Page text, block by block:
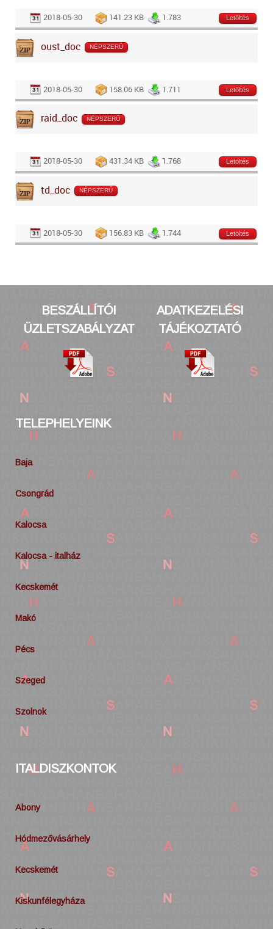
2018-05-30 141.23 KB 1.783 Letöltés
oust_doc NÉPSZERŰ
2018-05-30 158.06 KB 1.711 Letöltés
raid_doc NÉPSZERŰ
2018-05-30 431.34 KB 1.768 Letöltés
td_doc NÉPSZERŰ
2018-05-30 156.83 KB 1.744 Letöltés
BESZÁLLÍTÓI
ÜZLETSZABÁLYZAT
ADATKEZELÉSI
TÁJÉKOZTATÓ
TELEPHELYEINK
Baja
Csongrád
Kalocsa
Kalocsa - italház
Kecskemét
Makó
Pécs
Szeged
Szolnok
ITALDISZKONTOK
Abony
Hódmezővásárhely
Kecskemét
Kiskunfélegyháza